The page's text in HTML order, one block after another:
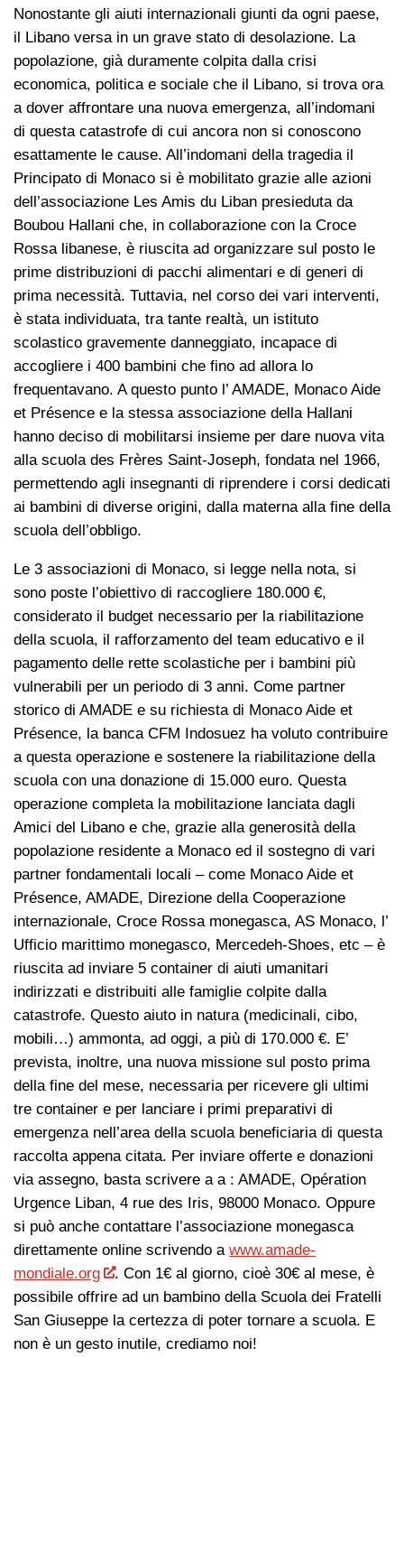
Nonostante gli aiuti internazionali giunti da ogni paese,
il Libano versa in un grave stato di desolazione. La
popolazione, già duramente colpita dalla crisi
economica, politica e sociale che il Libano, si trova ora
a dover affrontare una nuova emergenza, all’indomani
di questa catastrofe di cui ancora non si conoscono
esattamente le cause. All’indomani della tragedia il
Principato di Monaco si è mobilitato grazie alle azioni
dell’associazione Les Amis du Liban presieduta da
Boubou Hallani che, in collaborazione con la Croce
Rossa libanese, è riuscita ad organizzare sul posto le
prime distribuzioni di pacchi alimentari e di generi di
prima necessità. Tuttavia, nel corso dei vari interventi,
è stata individuata, tra tante realtà, un istituto
scolastico gravemente danneggiato, incapace di
accogliere i 400 bambini che fino ad allora lo
frequentavano. A questo punto l’ AMADE, Monaco Aide
et Présence e la stessa associazione della Hallani
hanno deciso di mobilitarsi insieme per dare nuova vita
alla scuola des Frères Saint-Joseph, fondata nel 1966,
permettendo agli insegnanti di riprendere i corsi dedicati
ai bambini di diverse origini, dalla materna alla fine della
scuola dell’obbligo.
Le 3 associazioni di Monaco, si legge nella nota, si
sono poste l’obiettivo di raccogliere 180.000 €,
considerato il budget necessario per la riabilitazione
della scuola, il rafforzamento del team educativo e il
pagamento delle rette scolastiche per i bambini più
vulnerabili per un periodo di 3 anni. Come partner
storico di AMADE e su richiesta di Monaco Aide et
Présence, la banca CFM Indosuez ha voluto contribuire
a questa operazione e sostenere la riabilitazione della
scuola con una donazione di 15.000 euro. Questa
operazione completa la mobilitazione lanciata dagli
Amici del Libano e che, grazie alla generosità della
popolazione residente a Monaco ed il sostegno di vari
partner fondamentali locali – come Monaco Aide et
Présence, AMADE, Direzione della Cooperazione
internazionale, Croce Rossa monegasca, AS Monaco, l’
Ufficio marittimo monegasco, Mercedeh-Shoes, etc – è
riuscita ad inviare 5 container di aiuti umanitari
indirizzati e distribuiti alle famiglie colpite dalla
catastrofe. Questo aiuto in natura (medicinali, cibo,
mobili…) ammonta, ad oggi, a più di 170.000 €. E’
prevista, inoltre, una nuova missione sul posto prima
della fine del mese, necessaria per ricevere gli ultimi
tre container e per lanciare i primi preparativi di
emergenza nell’area della scuola beneficiaria di questa
raccolta appena citata. Per inviare offerte e donazioni
via assegno, basta scrivere a a : AMADE, Opération
Urgence Liban, 4 rue des Iris, 98000 Monaco. Oppure
si può anche contattare l’associazione monegasca
direttamente online scrivendo a www.amade-
mondiale.org
. Con 1€ al giorno, cioè 30€ al mese, è
possibile offrire ad un bambino della Scuola dei Fratelli
San Giuseppe la certezza di poter tornare a scuola. E
non è un gesto inutile, crediamo noi!